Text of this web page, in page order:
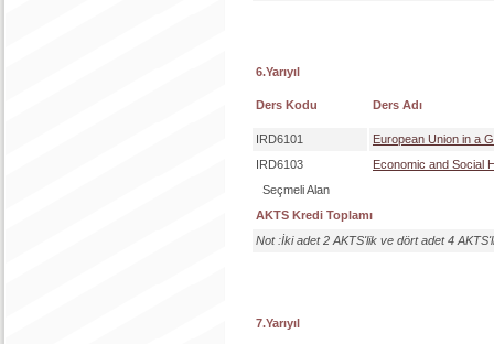
6.Yarıyıl
Ders Kodu Ders Adı
IRD6101
European Union in a
IRD6103
Economic and Social
Seçmeli Alan
AKTS Kredi Toplamı
Not :İki adet 2 AKTS'lik ve dört adet 4
7.Yarıyıl